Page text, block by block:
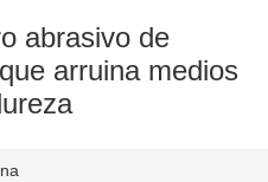
abrasivo de
arruina medios